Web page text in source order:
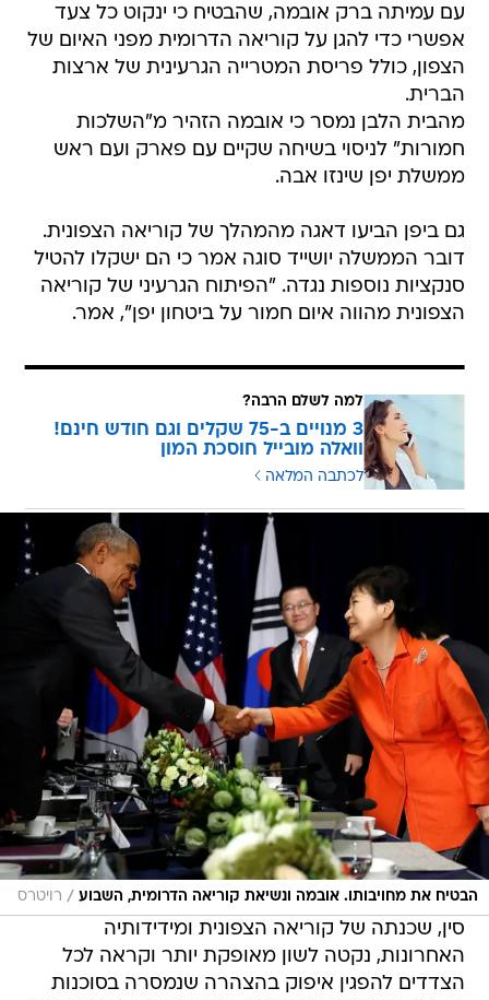
עם עמיתה ברק אובמה, שהבטיח כי ינקוט כל צעד
אפשרי כדי להגן על קוריאה הדרומית מפני האיום של
הצפון, כולל פריסת המטרייה הגרעינית של ארצות
הברית.
מהבית הלבן נמסר כי אובמה הזהיר מ"השלכות
חמורות" לניסוי בשיחה שקיים עם פארק ועם ראש
ממשלת יפן שינזו אבה.
גם ביפן הביעו דאגה מהמהלך של קוריאה הצפונית.
דובר הממשלה יושייד סוגה אמר כי הם ישקלו להטיל
סנקציות נוספות נגדה. "הפיתוח הגרעיני של קוריאה
הצפונית מהווה איום חמור על ביטחון יפן", אמר.
למה לשלם הרבה?
3 מנויים ב-75 שקלים וגם חודש חינם!
וואלה מובייל חוסכת המון
לכתבה המלאה
הבטיח את מחויבותו. אובמה ונשיאת קוריאה הדרומית, השבוע / רויטרס
סין, שכנתה של קוריאה הצפונית ומידידותיה
האחרונות, נקטה לשון מאופקת יותר וקראה לכל
הצדדים להפגין איפוק בהצהרה שנמסרה בסוכנות